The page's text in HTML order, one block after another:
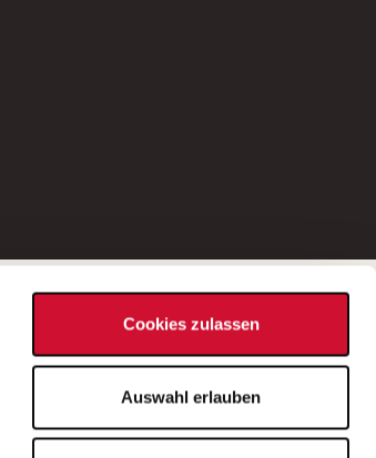
Cookies zulassen
Auswahl erlauben
Fragen zu einer Stellenausschreibung
Sie sich bitte an die*den in der
genannte*n